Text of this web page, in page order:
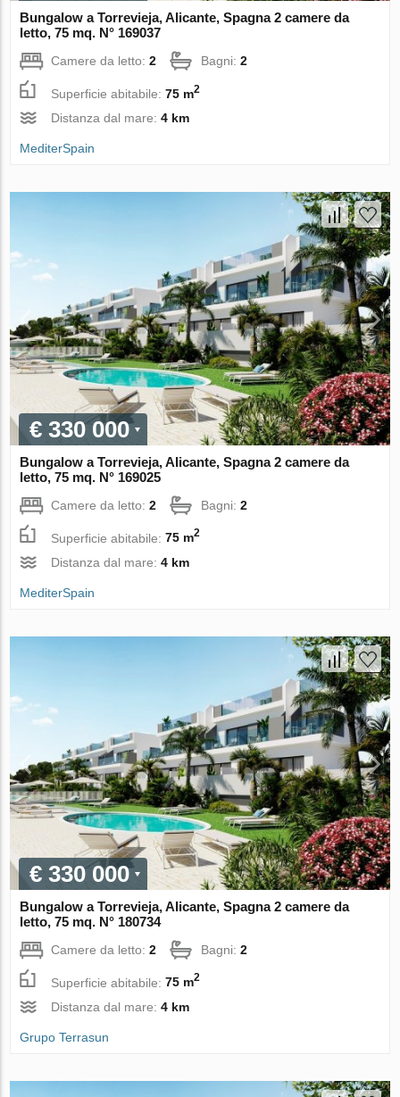
Bungalow a Torrevieja, Alicante, Spagna 2 camere da
letto, 75 mq. N° 169037
Camere da letto:2 Bagni:2
Superficie abitabile:75 m2
Distanza dal mare:4 km
MediterSpain
€ 330 000
Bungalow a Torrevieja, Alicante, Spagna 2 camere da
letto, 75 mq. N° 169025
Camere da letto:2 Bagni:2
Superficie abitabile:75 m2
Distanza dal mare:4 km
MediterSpain
€ 330 000
Bungalow a Torrevieja, Alicante, Spagna 2 camere da
letto, 75 mq. N° 180734
Camere da letto:2 Bagni:2
Superficie abitabile:75 m2
Distanza dal mare:4 km
Grupo Terrasun